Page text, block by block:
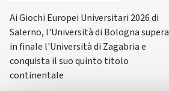
Ai Giochi Europei Universitari 2026 di
Salerno, l'Università di Bologna supera
in finale l'Università di Zagabria e
conquista il suo quinto titolo
continentale